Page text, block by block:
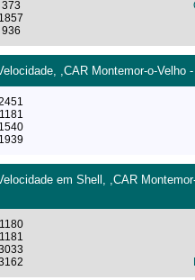
373
1857
936
,CAR Montemor-o-
1181
1540
1939
em Shell, ,CAR
1180
1181